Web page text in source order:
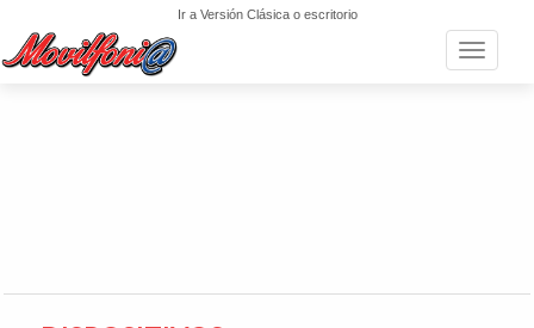
Ir a Versión Clásica o escritorio
Toggle